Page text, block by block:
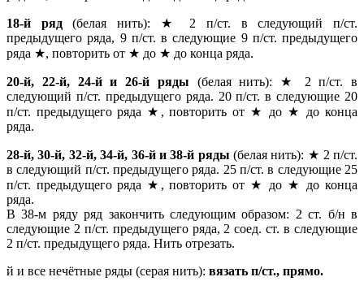
18-й ряд(белая нить): ★ 2 п/ст. в следующий п/ст.
предыдущего ряда, 9 п/ст. в следующие 9 п/ст. предыдущего
ряда ★, повторить от ★ до ★ до конца ряда.
20-й, 22-й, 24-й и 26-й ряды (белая нить): ★ 2 п/ст. в
следующий п/ст. предыдущего ряда. 20 п/ст. в следующие 20
п/ст. предыдущего ряда ★, повторить от ★ до ★ до конца
ряда.
28-й, 30-й, 32-й, 34-й, 36-й и 38-й ряды (белая нить): ★ 2 п/ст.
в следующий п/ст. предыдущего ряда. 25 п/ст. в следующие 25
п/ст. предыдущего ряда ★, повторить от ★ до ★ до конца
ряда.
В 38-м ряду ряд закончить следующим образом: 2 ст. б/н в
следующие 2 п/ст. предыдущего ряда, 2 соед. ст. в следующие
2 п/ст. предыдущего ряда. Нить отрезать.
й и все нечётные ряды (серая нить): вязать п/ст., прямо.